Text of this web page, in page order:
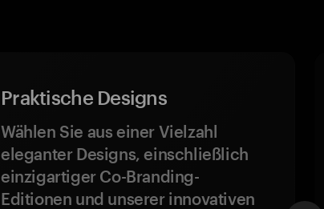
Praktische Designs
Wählen Sie aus einer Vielzahl
eleganter Designs, einschließlich
einzigartiger Co-Branding-
Editionen und unserer innovativen